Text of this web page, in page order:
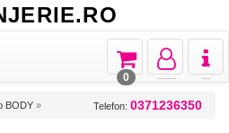
Toggle
Toggle
navigation
Toggle
navigation
0
BODY » Telefon: 0371236350